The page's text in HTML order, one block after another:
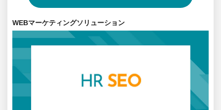
プ
ロ」
WEBマーケティングソリューション
対
策
を
中
心